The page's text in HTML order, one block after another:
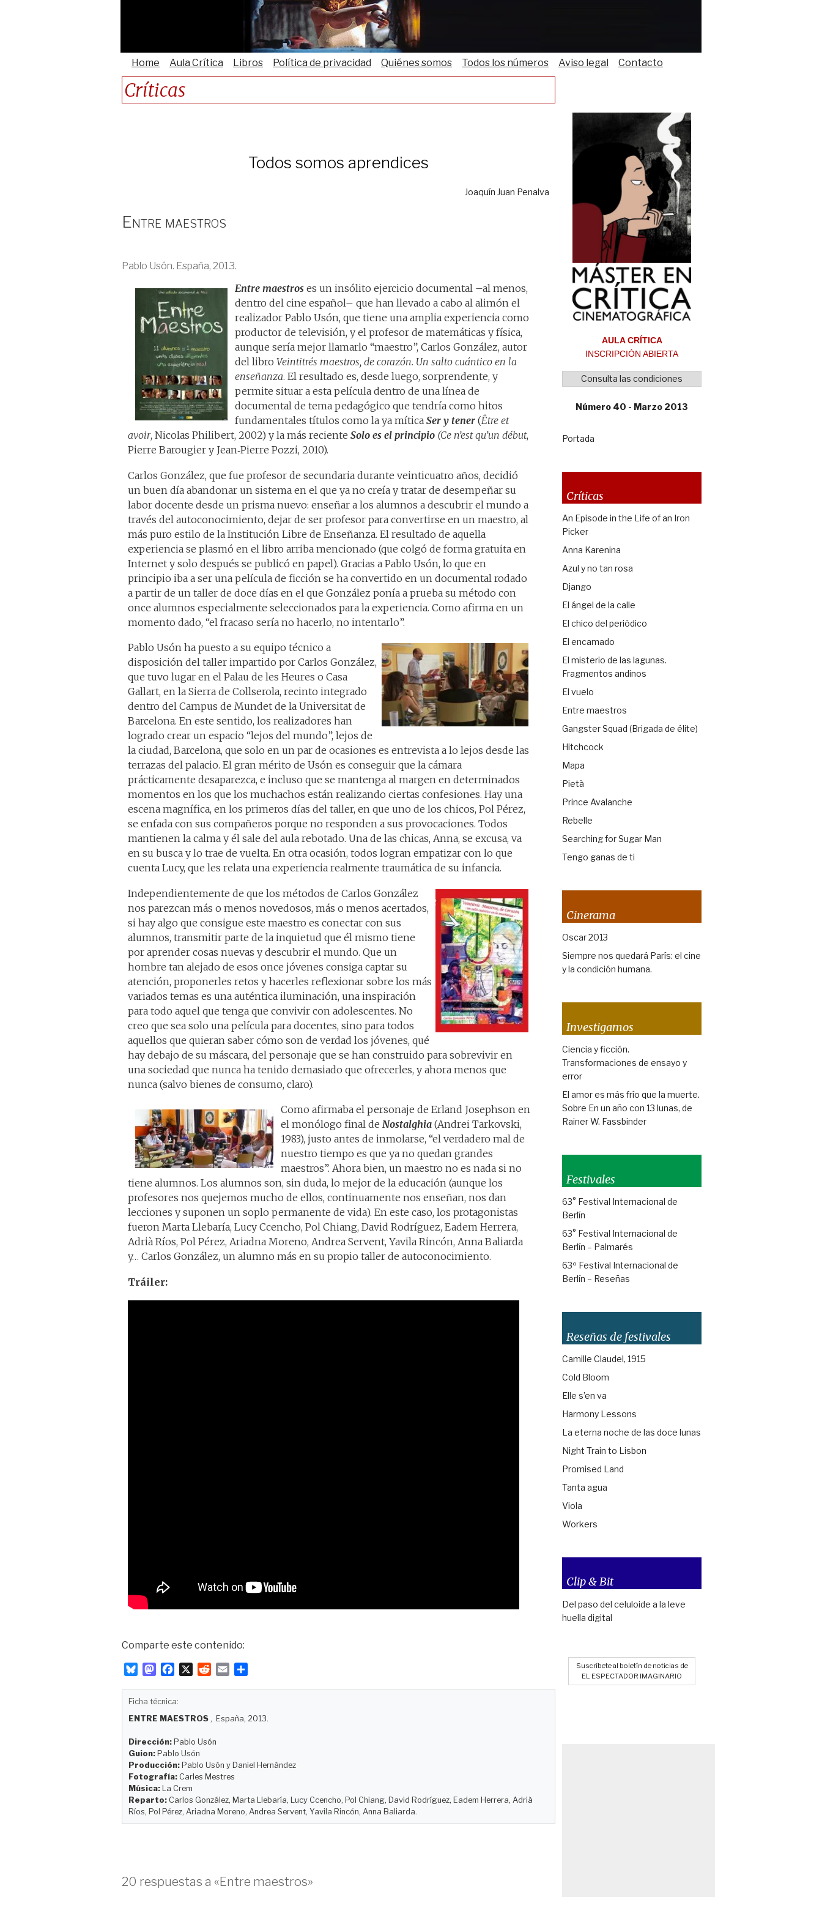
Home Aula Crítica Libros Política de privacidad Quiénes somos Todos los números Aviso legal Contacto
Críticas
Todos somos aprendices
Joaquín Juan Penalva
Entre maestros
Pablo Usón. España, 2013.
Entre maestros es un insólito ejercicio documental –al menos,
dentro del cine español– que han llevado a cabo al alimón el
realizador Pablo Usón, que tiene una amplia experiencia como
productor de televisión, y el profesor de matemáticas y física,
aunque sería mejor llamarlo “maestro”, Carlos González, autor
del libro Veintitrés maestros, de corazón. Un salto cuántico en la
enseñanza. El resultado es, desde luego, sorprendente, y
permite situar a esta película dentro de una línea de
documental de tema pedagógico que tendría como hitos
fundamentales títulos como la ya mítica Ser y tener (Être et
avoir, Nicolas Philibert, 2002) y la más reciente Solo es el principio (Ce n’est qu’un début,
Pierre Barougier y Jean‑Pierre Pozzi, 2010).
Carlos González, que fue profesor de secundaria durante veinticuatro años, decidió
un buen día abandonar un sistema en el que ya no creía y tratar de desempeñar su
labor docente desde un prisma nuevo: enseñar a los alumnos a descubrir el mundo a
través del autoconocimiento, dejar de ser profesor para convertirse en un maestro, al
más puro estilo de la Institución Libre de Enseñanza. El resultado de aquella
experiencia se plasmó en el libro arriba mencionado (que colgó de forma gratuita en
Internet y solo después se publicó en papel). Gracias a Pablo Usón, lo que en
principio iba a ser una película de ficción se ha convertido en un documental rodado
a partir de un taller de doce días en el que González ponía a prueba su método con
once alumnos especialmente seleccionados para la experiencia. Como afirma en un
momento dado, “el fracaso sería no hacerlo, no intentarlo”.
Pablo Usón ha puesto a su equipo técnico a
disposición del taller impartido por Carlos González,
que tuvo lugar en el Palau de les Heures o Casa
Gallart, en la Sierra de Collserola, recinto integrado
dentro del Campus de Mundet de la Universitat de
Barcelona. En este sentido, los realizadores han
logrado crear un espacio “lejos del mundo”, lejos de
la ciudad, Barcelona, que solo en un par de ocasiones es entrevista a lo lejos desde las
terrazas del palacio. El gran mérito de Usón es conseguir que la cámara
prácticamente desaparezca, e incluso que se mantenga al margen en determinados
momentos en los que los muchachos están realizando ciertas confesiones. Hay una
escena magnífica, en los primeros días del taller, en que uno de los chicos, Pol Pérez,
se enfada con sus compañeros porque no responden a sus provocaciones. Todos
mantienen la calma y él sale del aula rebotado. Una de las chicas, Anna, se excusa, va
en su busca y lo trae de vuelta. En otra ocasión, todos logran empatizar con lo que
cuenta Lucy, que les relata una experiencia realmente traumática de su infancia.
Independientemente de que los métodos de Carlos González
nos parezcan más o menos novedosos, más o menos acertados,
si hay algo que consigue este maestro es conectar con sus
alumnos, transmitir parte de la inquietud que él mismo tiene
por aprender cosas nuevas y descubrir el mundo. Que un
hombre tan alejado de esos once jóvenes consiga captar su
atención, proponerles retos y hacerles reflexionar sobre los más
variados temas es una auténtica iluminación, una inspiración
para todo aquel que tenga que convivir con adolescentes. No
creo que sea solo una película para docentes, sino para todos
aquellos que quieran saber cómo son de verdad los jóvenes, qué
hay debajo de su máscara, del personaje que se han construido para sobrevivir en
una sociedad que nunca ha tenido demasiado que ofrecerles, y ahora menos que
nunca (salvo bienes de consumo, claro).
Como afirmaba el personaje de Erland Josephson en
el monólogo final de Nostalghia (Andrei Tarkovski,
1983), justo antes de inmolarse, “el verdadero mal de
nuestro tiempo es que ya no quedan grandes
maestros”. Ahora bien, un maestro no es nada si no
tiene alumnos. Los alumnos son, sin duda, lo mejor de la educación (aunque los
profesores nos quejemos mucho de ellos, continuamente nos enseñan, nos dan
lecciones y suponen un soplo permanente de vida). En este caso, los protagonistas
fueron Marta Llebaría, Lucy Ccencho, Pol Chiang, David Rodríguez, Eadem Herrera,
Adrià Ríos, Pol Pérez, Ariadna Moreno, Andrea Servent, Yavila Rincón, Anna Baliarda
y… Carlos González, un alumno más en su propio taller de autoconocimiento.
Tráiler:
Comparte este contenido:
u
s
y
M
s
o
d
o
n
b
o
o
k
X
i
l
a
i
Ficha técnica:
ENTRE MAESTROS , España, 2013.
Dirección: Pablo Usón
Guion: Pablo Usón
Producción: Pablo Usón y Daniel Hernández
Fotografía: Carles Mestres
Música: La Crem
Reparto: Carlos González, Marta Llebaría, Lucy Ccencho, Pol Chiang, David Rodríguez, Eadem Herrera, Adrià
Ríos, Pol Pérez, Ariadna Moreno, Andrea Servent, Yavila Rincón, Anna Baliarda.
20 respuestas a «Entre maestros»
AULA CRÍTICA
INSCRIPCIÓN ABIERTA
Consulta las condiciones
Número 40 - Marzo 2013
Portada
Críticas
An Episode in the Life of an Iron
Picker
Anna Karenina
Azul y no tan rosa
Django
El ángel de la calle
El chico del periódico
El encamado
El misterio de las lagunas.
Fragmentos andinos
El vuelo
Entre maestros
Gangster Squad (Brigada de élite)
Hitchcock
Mapa
Pietà
Prince Avalanche
Rebelle
Searching for Sugar Man
Tengo ganas de ti
Cinerama
Oscar 2013
Siempre nos quedará París: el cine
y la condición humana.
Investigamos
Ciencia y ficción.
Transformaciones de ensayo y
error
El amor es más frío que la muerte.
Sobre En un año con 13 lunas, de
Rainer W. Fassbinder
Festivales
63° Festival Internacional de
Berlín
63° Festival Internacional de
Berlín – Palmarés
63º Festival Internacional de
Berlín – Reseñas
Reseñas de festivales
Camille Claudel, 1915
Cold Bloom
Elle s’en va
Harmony Lessons
La eterna noche de las doce lunas
Night Train to Lisbon
Promised Land
Tanta agua
Viola
Workers
Clip & Bit
Del paso del celuloide a la leve
huella digital
Suscríbete al boletín de noticias de
EL ESPECTADOR IMAGINARIO